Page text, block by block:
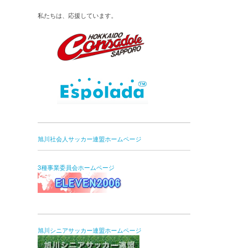
私たちは、応援しています。
旭川社会人サッカー連盟ホームページ
3種事業委員会ホームページ
旭川シニアサッカー連盟ホームページ